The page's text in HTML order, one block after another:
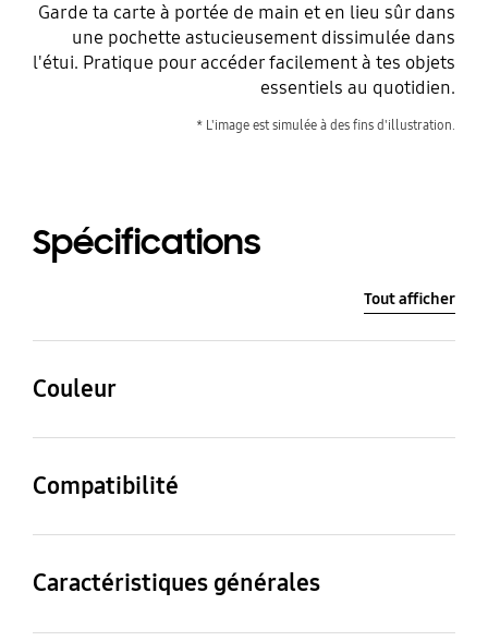
Garde ta carte à portée de main et en lieu sûr dans
une pochette astucieusement dissimulée dans
l'étui. Pratique pour accéder facilement à tes objets
essentiels au quotidien.
* L'image est simulée à des fins d'illustration.
Spécifications
Tout afficher
Couleur
Black
Compatibilité
Modèles compatibles
Galaxy S23 FE
Caractéristiques générales
Contenu du coffret